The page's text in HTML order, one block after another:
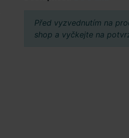
Před vyzvednutím na
shop a vyčkejte na